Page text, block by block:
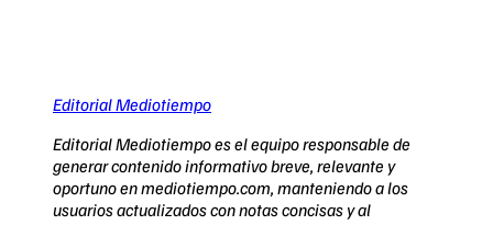
Editorial Mediotiempo
Editorial Mediotiempo es el equipo responsable de
generar contenido informativo breve, relevante y
oportuno en mediotiempo.com, manteniendo a los
usuarios actualizados con notas concisas y al